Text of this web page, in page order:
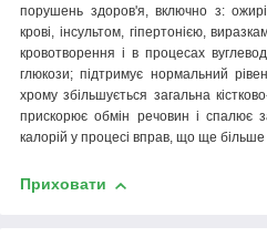
порушень здоров'я, включно з:
крові, інсультом, гіпертонією,
кровотворення і в процесах
глюкози; підтримує нормальний
хрому збільшується загальна
прискорює обмін речовин і спалює
калорій у процесі вправ, що ще
Приховати